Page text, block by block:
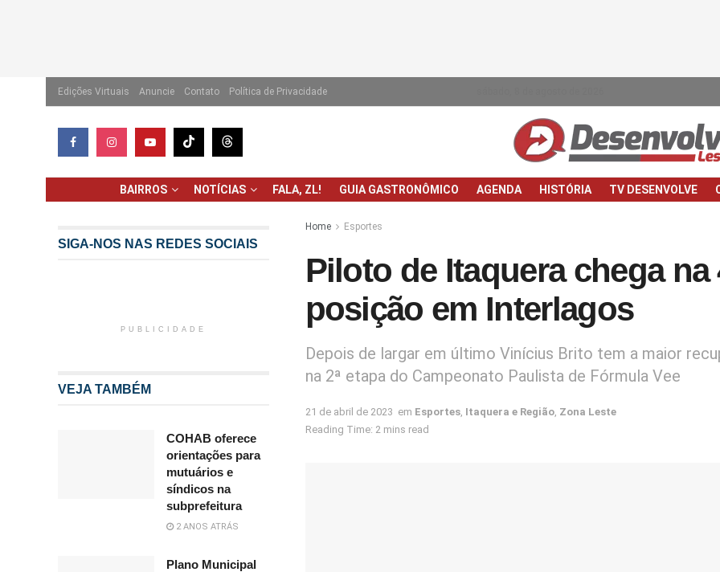
Edições Virtuais Anuncie Contato Política de Privacidade
BAIRROS NOTÍCIAS FALA, ZL! GUIA GASTRONÔMICO AGENDA HISTÓRIA TV DESENVOLVE
Home Esportes
Piloto de Itaquera chega na
posição em Interlagos
Depois de largar em último Vinícius Brito tem a maior
na 2ª etapa do Campeonato Paulista de Fórmula Vee
21 de abril de 2023 em Esportes, Itaquera e Região, Zona Leste
Reading Time: 2 mins read
SIGA-NOS NAS REDES SOCIAIS
PUBLICIDADE
VEJA TAMBÉM
COHAB oferece
orientações para
mutuários e
síndicos na
subprefeitura
2 ANOS ATRÁS
Plano Municipal